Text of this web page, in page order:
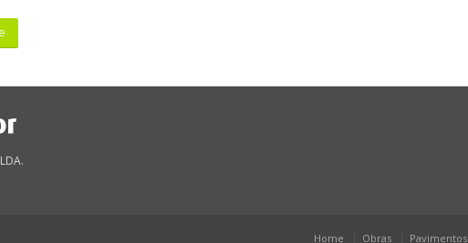
Home Obras Pavimentos